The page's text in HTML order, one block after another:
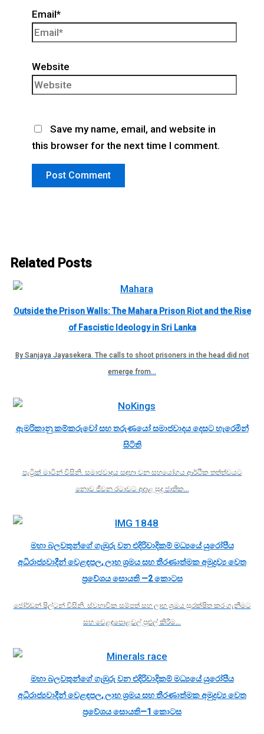
Email*
Website
Save my name, email, and website in
this browser for the next time I comment.
Related Posts
Outside the Prison Walls: The Mahara Prison Riot and the Rise
of Fascistic Ideology in Sri Lanka
By Sanjaya Jayasekera. The calls to shoot prisoners in the head did not
emerge from…
ඇමරිකානු කම්කරුවෝ සහ තරුණයෝ සමාජවාදය දෙසට හැරෙමින්
සිටිති
පැට්‍රික් මාටින් විසිනි. සමාජවාදය සඳහා වන සහයෝගය ආර්ථික තත්ත්වයට
නොව ජීවන රටාවට අදාළ සුදු ජාතික…
මහා බලවතුන්ගේ ගැඹුරු වන එදිරිවාදිකම් මධ්‍යයේ යුරෝපීය
අධිරාජ්‍යවාදීන් වෙළඳපල, ලාභ ශ්‍රමය සහ තීරණාත්මක අමුද්‍රව්‍ය වෙත
ප්‍රවේශය සොයති —2 කොටස
ජෝර්ඩන් ෂිල්ටන් විසිනි. ස්වභාවික සම්පත් සහ ලාභ ශ්‍රමය සුරක්ෂිත කර ගැනීමට
සහ වෙළඳපොළවල් පුළුල් කිරීම…
මහා බලවතුන්ගේ ගැඹුරු වන එදිරිවාදිකම් මධ්‍යයේ යුරෝපීය
අධිරාජ්‍යවාදීන් වෙළඳපල, ලාභ ශ්‍රමය සහ තීරණාත්මක අමුද්‍රව්‍ය වෙත
ප්‍රවේශය සොයති—1 කොටස